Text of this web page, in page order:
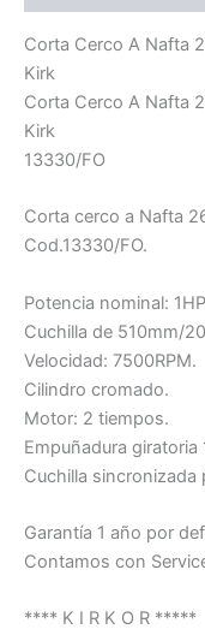
Corta Cerco A Nafta
Kirk
Corta Cerco A Nafta
Kirk
13330/FO
Corta cerco a Nafta
Cod.13330/FO.
Potencia nominal:
Cuchilla de 510mm/
Velocidad: 7500RPM.
Cilindro cromado.
Motor: 2 tiempos.
Empuñadura giratoria
Cuchilla sincronizada
Garantía 1 año por
Contamos con
**** K I R K O R *****